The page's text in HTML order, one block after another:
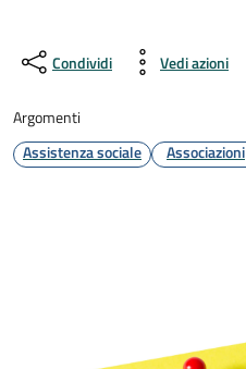
Condividi Vedi azioni
Argomenti
Assistenza sociale
Associazioni